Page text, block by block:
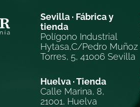
Sevilla · Fábrica y
tienda
Polígono Industrial
Hytasa,C/Pedro Muñoz
Torres, 5, 41006 Sevilla
Huelva · Tienda
Calle Marina, 8,
21001, Huelva